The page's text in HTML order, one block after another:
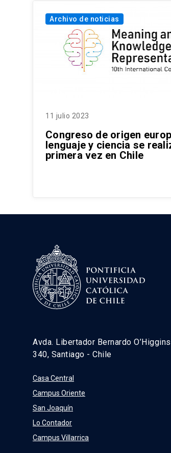
Archivo de noticias
11 julio 2023
Congreso de origen
lenguaje y ciencia se
primera vez en Chile
Avda. Libertador Bernardo O’Higgins
340, Santiago - Chile
Casa Central
Campus Oriente
San Joaquín
Lo Contador
Campus Villarrica